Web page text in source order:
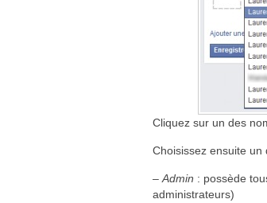
Cliquez sur un des
Choisissez ensuite un
– Admin : possède
administrateurs)